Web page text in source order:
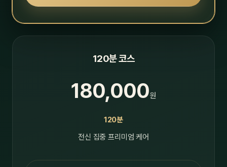
120분 코스
180,000원
120분
전신 집중 프리미엄 케어